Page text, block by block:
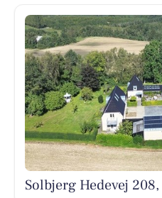
Solbjerg Hedevej